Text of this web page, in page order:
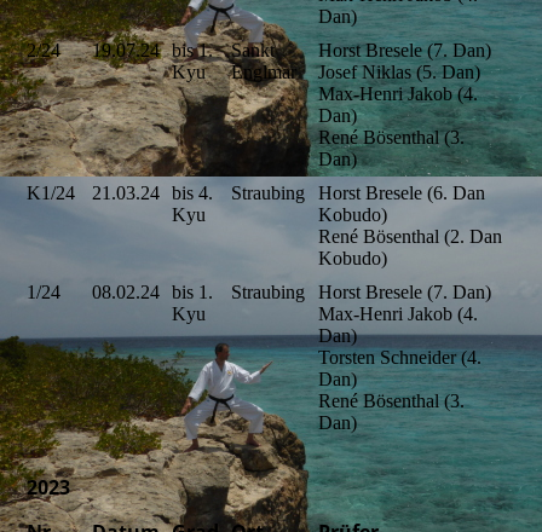
Dan)
2/24
19.07.24 bis 1.
Kyu
Sankt
Englmar
Horst Bresele (7. Dan)
Josef Niklas (5. Dan)
Max-Henri Jakob (4.
Dan)
René Bösenthal (3.
Dan)
K1/24
21.03.24
bis 4.
Kyu
Straubing
Horst Bresele (6. Dan
Kobudo)
René Bösenthal (2. Dan
Kobudo)
1/24
08.02.24
bis 1.
Kyu
Straubing
Horst Bresele (7. Dan)
Max-Henri Jakob (4.
Dan)
Torsten Schneider (4.
Dan)
René Bösenthal (3.
Dan)
2023